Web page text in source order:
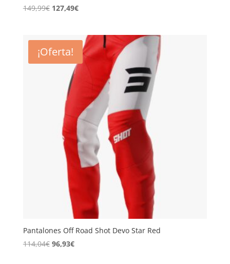
149,99€ El
era:
149,99€.
127,49€El
es:
127,49€.
¡Oferta!
Pantalones Off Road Shot Devo Star Red
114,04€ El
96,93€El